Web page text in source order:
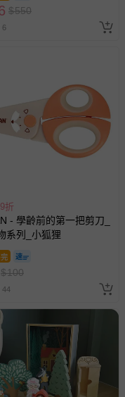
$550
6
折
- 學齡前的第一把剪刀_
系列_小狐狸
完
$100
44